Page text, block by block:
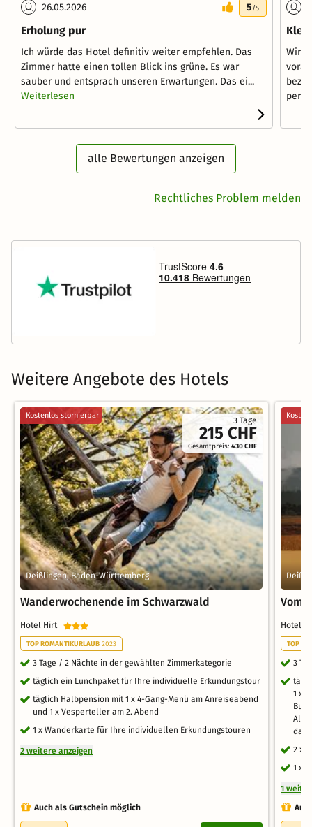
26.05.2026 5/5
Erholung pur
Ich würde das Hotel definitiv weiter empfehlen. Das
Zimmer hatte einen tollen Blick ins grüne. Es war
sauber und entsprach unseren Erwartungen. Das ei...
Weiterlesen
Wir
alle Bewertungen anzeigen
Rechtliches Problem melden
Weitere Angebote des Hotels
3 Tage
215 CHF
Gesamtpreis:430 CHF
Kostenlos stornierbar
Deißlingen, Baden-Württemberg
Wanderwochenende im Schwarzwald
Hotel Hirt
TOP ROMANTIKURLAUB 2023
3 Tage / 2 Nächte in der gewählten Zimmerkategorie
täglich ein Lunchpaket für Ihre individuelle Erkundungstour
täglich Halbpension mit 1 x 4-Gang-Menü am Anreiseabend
und 1 x Vesperteller am 2. Abend
1 x Wanderkarte für Ihre individuellen Erkundungstouren
2 weitere anzeigen
Auch als Gutschein möglich
Vom
Hotel
TOP
3
1 x
2 x
1 x
1